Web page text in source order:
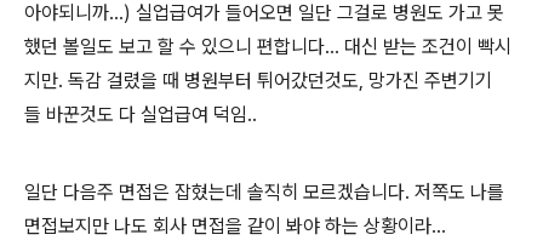
아야되니까...) 실업급여가 들어오면 일단 그걸로 병원도 가고 못
했던 볼일도 보고 할 수 있으니 편합니다... 대신 받는 조건이 빡시
지만. 독감 걸렸을 때 병원부터 튀어갔던것도, 망가진 주변기기
들 바꾼것도 다 실업급여 덕임..
일단 다음주 면접은 잡혔는데 솔직히 모르겠습니다. 저쪽도 나를
면접보지만 나도 회사 면접을 같이 봐야 하는 상황이라...